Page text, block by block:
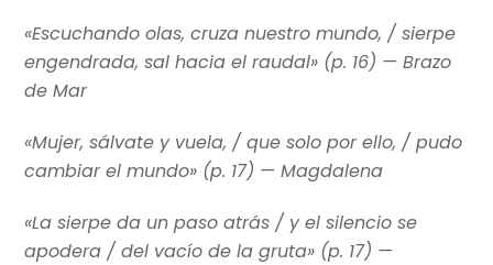
«Escuchando olas, cruza nuestro mundo, / sierpe
engendrada, sal hacia el raudal» (p. 16) —Brazo
de Mar
«Mujer, sálvate y vuela, / que solo por ello, / pudo
cambiar el mundo» (p. 17) —Magdalena
«La sierpe da un paso atrás / y el silencio se
apodera / del vacío de la gruta» (p. 17) —